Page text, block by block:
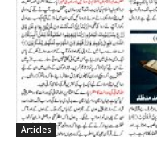
Articles